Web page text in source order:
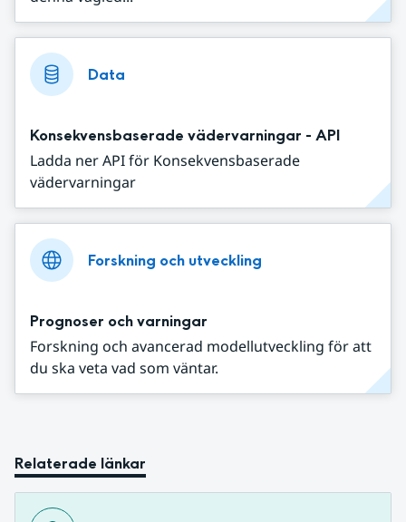
Data
Konsekvensbaserade vädervarningar - API
Ladda ner API för Konsekvensbaserade
vädervarningar
Forskning och utveckling
Prognoser och varningar
Forskning och avancerad modellutveckling för att
du ska veta vad som väntar.
Relaterade länkar